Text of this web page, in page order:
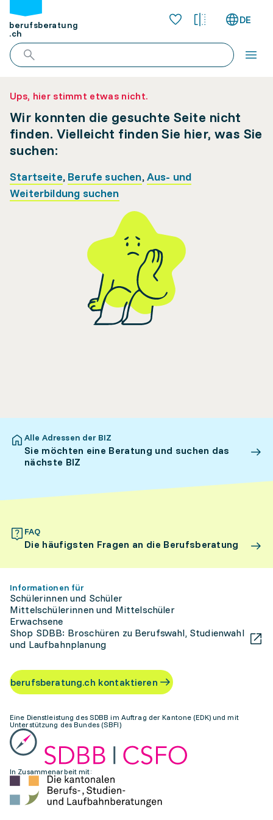
berufsberatung
.ch
DE
Ups, hier stimmt etwas nicht.
Wir konnten die gesuchte Seite nicht
finden. Vielleicht finden Sie hier, was Sie
suchen:
Startseite, Berufe suchen,Aus- und
Weiterbildung suchen
Alle Adressen der BIZ
Sie möchten eine Beratung und suchen das
nächste BIZ
FAQ
Die häufigsten Fragen an die Berufsberatung
Informationen für
Schülerinnen und Schüler
Mittelschülerinnen und Mittelschüler
Erwachsene
Shop SDBB: Broschüren zu Berufswahl, Studienwahl
und Laufbahnplanung
berufsberatung.ch kontaktieren
Eine Dienstleistung des SDBB im Auftrag der Kantone (EDK) und mit
Unterstützung des Bundes (SBFI)
In Zusammenarbeit mit: